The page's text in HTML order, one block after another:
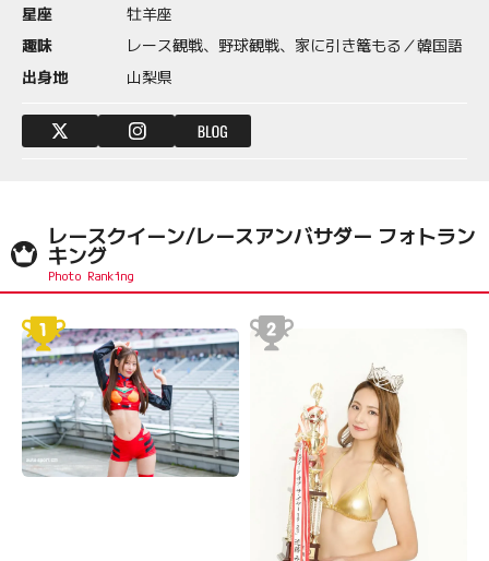
星座
牡羊座
趣味
レース観戦、野球観戦、家に引き篭もる／韓国語
出身地
山梨県
レースクイーン/レースアンバサダー フォトラン
キング